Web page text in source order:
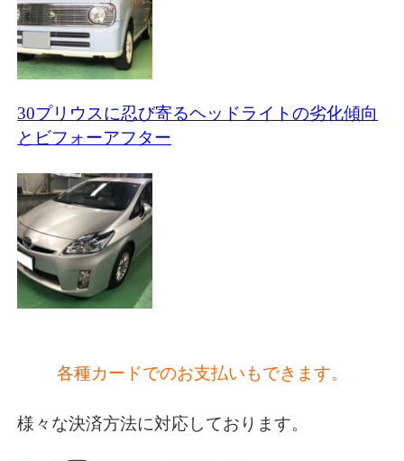
30プリウスに忍び寄るヘッドライトの劣化傾向
とビフォーアフター
各種カードでのお支払いもできます。
様々な決済方法に対応しております。